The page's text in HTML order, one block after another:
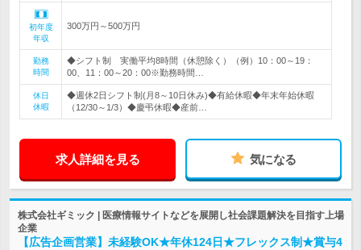
初年度
年収
300万円～500万円
勤務
時間
◆シフト制 実働平均8時間（休憩除く）（例）10：00～19：
00、11：00～20：00※勤務時間…
休日
休暇
◆週休2日シフト制(月8～10日休み)◆有給休暇◆年末年始休暇
（12/30～1/3）◆慶弔休暇◆産前…
求人詳細を見る 気になる
株式会社ギミック | 医療情報サイトなどを展開し社会課題解決を目指す上場
企業
【広告企画営業】未経験OK★年休124日★フレックス制★賞与4